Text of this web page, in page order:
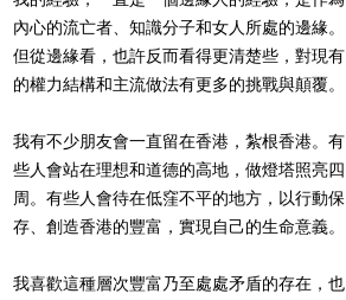
內心的流亡者、知識分子和女人所處的邊緣。
但從邊緣看，也許反而看得更清楚些，對現有
的權力結構和主流做法有更多的挑戰與顛覆。
我有不少朋友會一直留在香港，紮根香港。有
些人會站在理想和道德的高地，做燈塔照亮四
周。有些人會待在低窪不平的地方，以行動保
存、創造香港的豐富，實現自己的生命意義。
我喜歡這種層次豐富乃至處處矛盾的存在，也